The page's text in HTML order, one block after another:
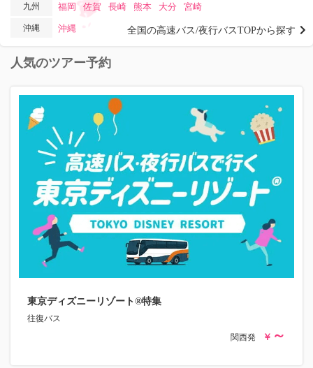
全国の高速バス/夜行バスTOPから探す
九州 福岡 佐賀 長崎 熊本 大分 宮崎
沖縄 沖縄
人気のツアー予約
東京ディズニーリゾート®特集
往復バス
関西発